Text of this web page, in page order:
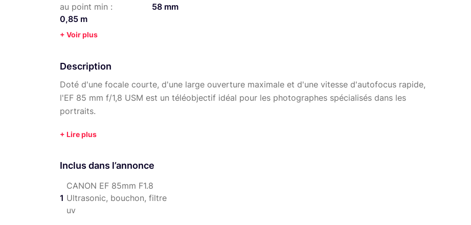
au point min :
0,85 m
58 mm
+ Voir plus
Description
Doté d'une focale courte, d'une large ouverture maximale et d'une vitesse d'autofocus rapide,
l'EF 85 mm f/1,8 USM est un téléobjectif idéal pour les photographes spécialisés dans les
portraits.
Autres objectifs zoom Canon L disponibles à la location :
PROMO de -10% valable sur l'intégralité de votre location, envoyé par messagerie lors de la
validation de votre commande.
Inclus dans l’annonce
1
CANON EF 85mm F1.8
Ultrasonic, bouchon, filtre
uv